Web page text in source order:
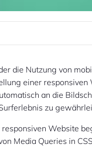
die Nutzung von
einer responsiven
an die
zu
Website
Media Queries in